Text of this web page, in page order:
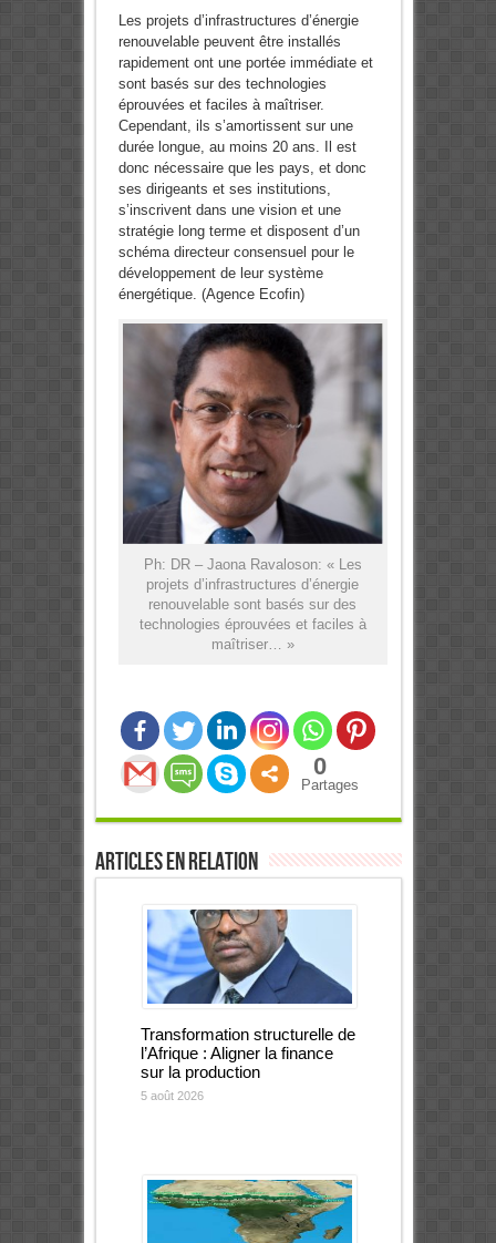
Les projets d’infrastructures d’énergie
renouvelable peuvent être installés
rapidement ont une portée immédiate et
sont basés sur des technologies
éprouvées et faciles à maîtriser.
Cependant, ils s’amortissent sur une
durée longue, au moins 20 ans. Il est
donc nécessaire que les pays, et donc
ses dirigeants et ses institutions,
s’inscrivent dans une vision et une
stratégie long terme et disposent d’un
schéma directeur consensuel pour le
développement de leur système
énergétique. (Agence Ecofin)
Ph: DR – Jaona Ravaloson: « Les
projets d’infrastructures d’énergie
renouvelable sont basés sur des
technologies éprouvées et faciles à
maîtriser… »
0
Partages
Articles en relation
Transformation structurelle de
l’Afrique : Aligner la finance
sur la production
5 août 2026